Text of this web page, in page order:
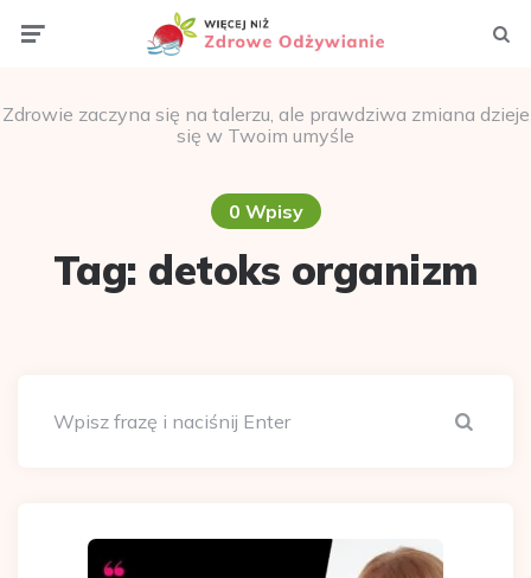
Zdrowie zaczyna się na talerzu, ale prawdziwa zmiana dzieje
się w Twoim umyśle
0 Wpisy
Tag: detoks organizm